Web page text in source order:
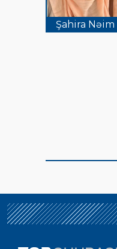
Şahira Nəim